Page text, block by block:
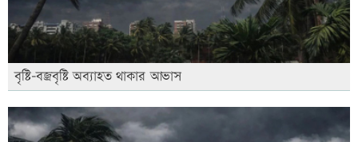
বৃষ্টি-বজ্রবৃষ্টি অব্যাহত থাকার আভাস